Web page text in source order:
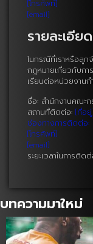
[โทรศัพท์]
[email]
รายละเอี
ในกรณีที่เราหรือลูก
กฎหมายเกี่ยวกับก
เรียนต่อหน่วยงาน
ชื่อ: สำนักงานคณะ
สถานที่ติดต่อ: [ที่อยู่]
ช่องทางการติดต่อ:
[โทรศัพท์]
[email]
ระยะเวลาในการติ
บทความมาใหม่